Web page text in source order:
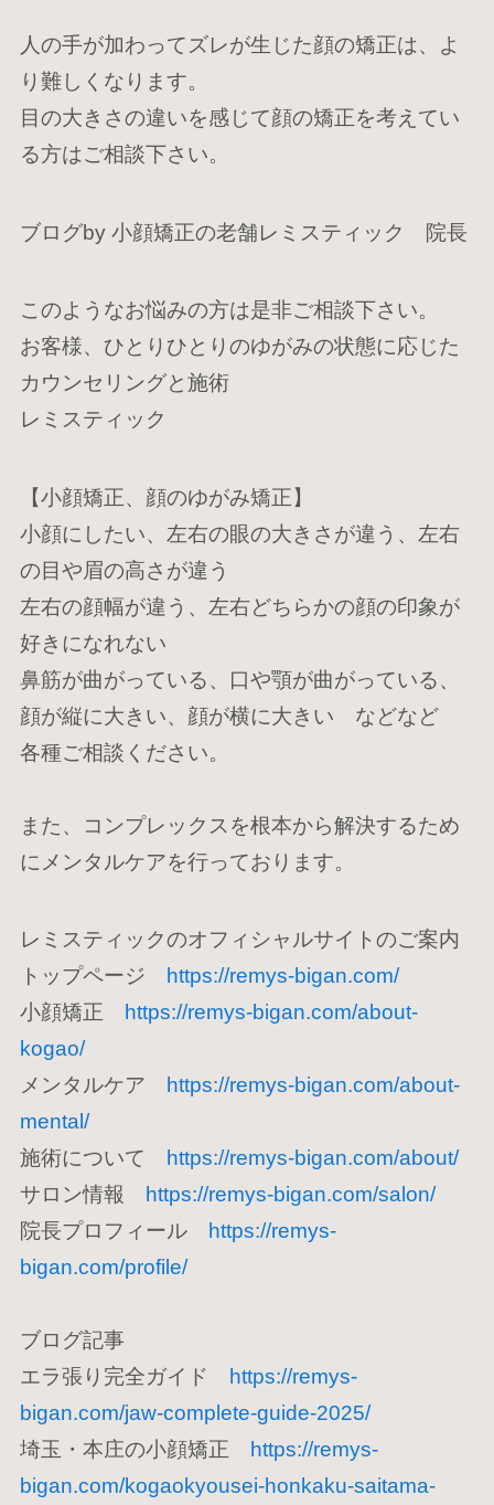
審美小顔矯正
整体・矯正
トップ
施術について
メニュー･料金
院長プロフィール
サロン情報
お問い合わせ
RESERVE
ご予約
人の手が加わってズレが生じた顔の矯正は、よ
り難しくなります。
目の大きさの違いを感じて顔の矯正を考えてい
る方はご相談下さい。
ブログby 小顔矯正の老舗レミスティック 院長
このようなお悩みの方は是非ご相談下さい。
お客様、ひとりひとりのゆがみの状態に応じた
カウンセリングと施術
レミスティック
【小顔矯正、顔のゆがみ矯正】
小顔にしたい、左右の眼の大きさが違う、左右
の目や眉の高さが違う
左右の顔幅が違う、左右どちらかの顔の印象が
好きになれない
鼻筋が曲がっている、口や顎が曲がっている、
顔が縦に大きい、顔が横に大きい などなど
各種ご相談ください。
また、コンプレックスを根本から解決するため
にメンタルケアを行っております。
レミスティックのオフィシャルサイトのご案内
トップページ
https://remys-bigan.com/
小顔矯正
https://remys-bigan.com/about-
kogao/
メンタルケア
https://remys-bigan.com/about-
mental/
施術について
https://remys-bigan.com/about/
サロン情報
https://remys-bigan.com/salon/
院長プロフィール
https://remys-
bigan.com/profile/
ブログ記事
エラ張り完全ガイド
https://remys-
bigan.com/jaw-complete-guide-2025/
埼玉・本庄の小顔矯正
https://remys-
bigan.com/kogaokyousei-honkaku-saitama-